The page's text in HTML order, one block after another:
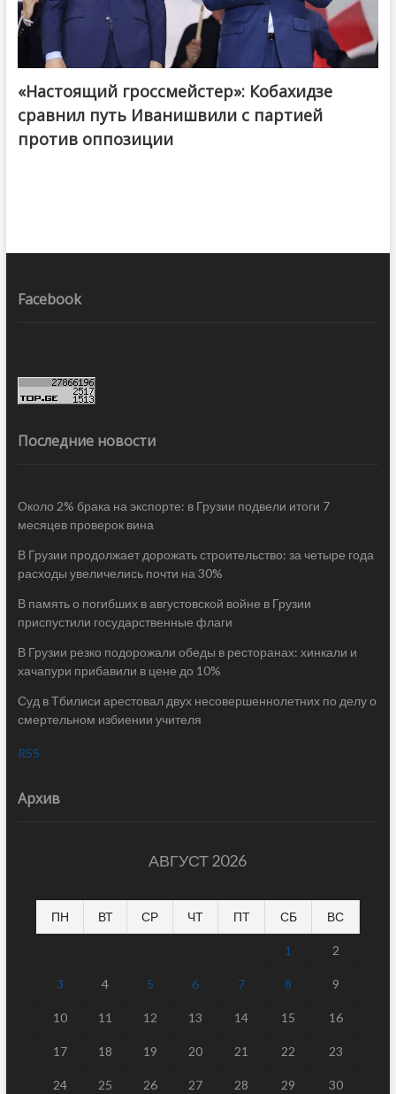
@ქართული ოცნება / Georgian Dream
«Настоящий гроссмейстер»: Кобахидзе
сравнил путь Иванишвили с партией
против оппозиции
Facebook
Последние новости
Около 2% брака на экспорте: в Грузии подвели итоги 7
месяцев проверок вина
В Грузии продолжает дорожать строительство: за четыре года
расходы увеличелись почти на 30%
В память о погибших в августовской войне в Грузии
приспустили государственные флаги
В Грузии резко подорожали обеды в ресторанах: хинкали и
хачапури прибавили в цене до 10%
Суд в Тбилиси арестовал двух несовершеннолетних по делу о
смертельном избиении учителя
RSS
Архив
АВГУСТ 2026
ПН ВТ СР ЧТ ПТ СБ ВС
1 2
3 4 5 6 7 8 9
10 11 12 13 14 15 16
17 18 19 20 21 22 23
24 25 26 27 28 29 30